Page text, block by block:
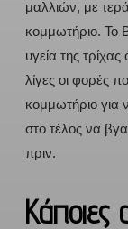
μαλλιών, με
κομμωτήριο. Το
υγεία της
λίγες οι φορές
κομμωτήριο για
στο τέλος να
πριν.
Κάποιες